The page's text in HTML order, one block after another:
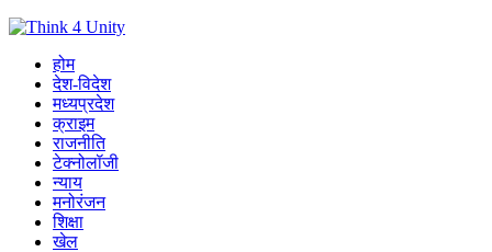
होम
देश-विदेश
मध्यप्रदेश
क्राइम
राजनीति
टेक्नोलॉजी
न्याय
मनोरंजन
शिक्षा
खेल